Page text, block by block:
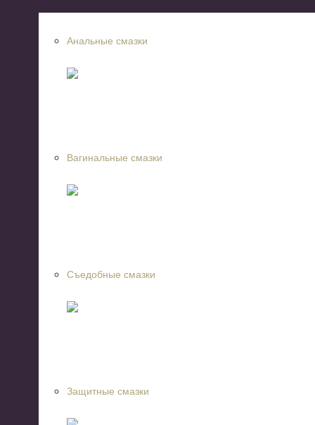
Анальные смазки
Вагинальные смазки
Съедобные смазки
Защитные смазки